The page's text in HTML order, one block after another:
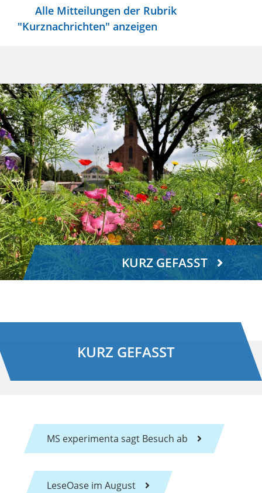
Alle Mitteilungen der Rubrik
"Kurznachrichten" anzeigen
KURZ GEFASST
KURZ GEFASST
MS experimenta sagt Besuch ab
LeseOase im August